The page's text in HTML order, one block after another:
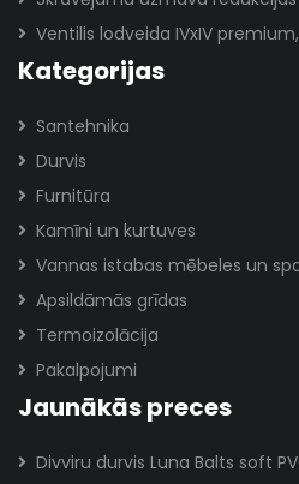
Ventilis lodveida IVxIV premium,
Kategorijas
Santehnika
Durvis
Furnitūra
Kamīni un kurtuves
Vannas istabas mēbeles un
Apsildāmās grīdas
Termoizolācija
Pakalpojumi
Jaunākās preces
Divviru durvis Luna Balts soft